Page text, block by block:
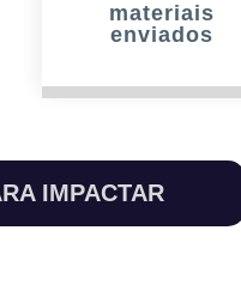
materiais
enviados
IMPACTAR